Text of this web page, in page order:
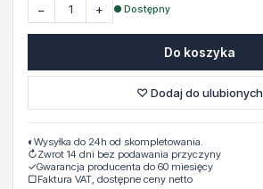
− + ● Dostępny
Do koszyka
♡ Dodaj do ulubionych
◐ Wysyłka do 24h od skompletowania.
↻Zwrot 14 dni bez podawania przyczyny
✓Gwarancja producenta do 60 miesięcy
▢Faktura VAT, dostępne ceny netto